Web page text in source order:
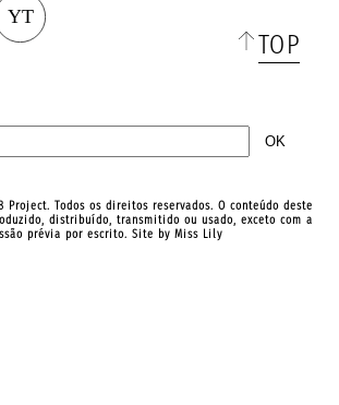
TOP
Project. Todos os direitos reservados. O conteúdo deste
distribuído, transmitido ou usado, exceto com a
prévia por escrito. Site by Miss Lily